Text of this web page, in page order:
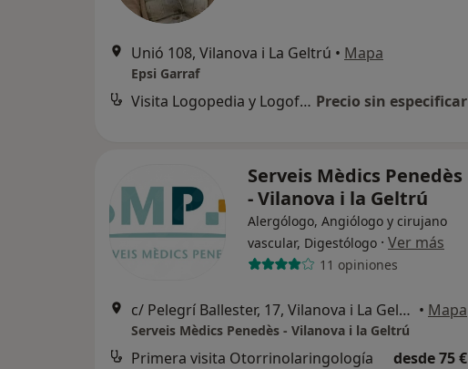
Unió 108, Vilanova i La Geltrú • Mapa
Epsi Garraf
Visita Logopedia y Logofoniatría Precio sin especificar
Serveis Mèdics Penedès
- Vilanova i la Geltrú
Alergólogo, Angiólogo y cirujano
vascular, Digestólogo · Ver más
11 opiniones
c/ Pelegrí Ballester, 17, Vilanova i La Geltrú • Mapa
Serveis Mèdics Penedès - Vilanova i la Geltrú
Primera visita Otorrinolaringología
desde 75 €